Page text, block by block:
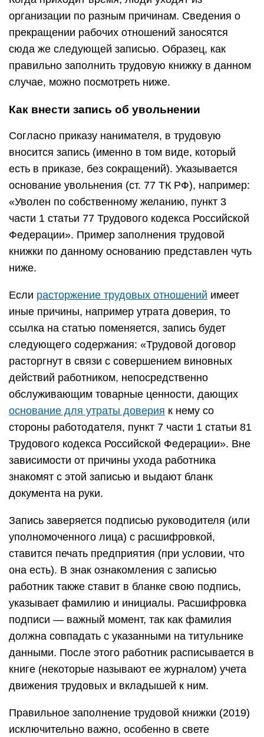
организации по разным причинам. Сведения о
прекращении рабочих отношений заносятся
сюда же следующей записью. Образец, как
правильно заполнить трудовую книжку в данном
случае, можно посмотреть ниже.
Как внести запись об увольнении
Согласно приказу нанимателя, в трудовую
вносится запись (именно в том виде, который
есть в приказе, без сокращений). Указывается
основание увольнения (ст. 77 ТК РФ), например:
«Уволен по собственному желанию, пункт 3
части 1 статьи 77 Трудового кодекса Российской
Федерации». Пример заполнения трудовой
книжки по данному основанию представлен чуть
ниже.
Если расторжение трудовых отношений имеет
иные причины, например утрата доверия, то
ссылка на статью поменяется, запись будет
следующего содержания: «Трудовой договор
расторгнут в связи с совершением виновных
действий работником, непосредственно
обслуживающим товарные ценности, дающих
основание для утраты доверия к нему со
стороны работодателя, пункт 7 части 1 статьи 81
Трудового кодекса Российской Федерации». Вне
зависимости от причины ухода работника
знакомят с этой записью и выдают бланк
документа на руки.
Запись заверяется подписью руководителя (или
уполномоченного лица) с расшифровкой,
ставится печать предприятия (при условии, что
она есть). В знак ознакомления с записью
работник также ставит в бланке свою подпись,
указывает фамилию и инициалы. Расшифровка
подписи — важный момент, так как фамилия
должна совпадать с указанными на титульнике
данными. После этого работник расписывается в
книге (некоторые называют ее журналом) учета
движения трудовых и вкладышей к ним.
Правильное заполнение трудовой книжки (2019)
исключительно важно, особенно в свете